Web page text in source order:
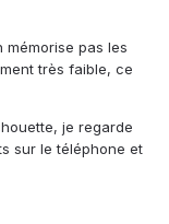
pas les
très faible, ce
je regarde
sur le téléphone et